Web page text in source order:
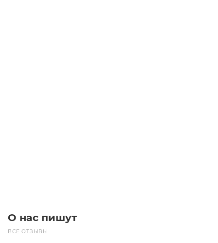
О нас пишут
ВСЕ ОТЗЫВЫ